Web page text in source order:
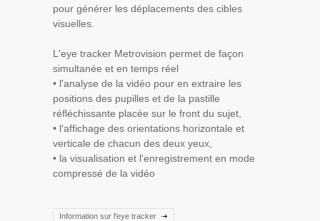
pour générer les déplacements des cibles
visuelles.
L'eye tracker Metrovision permet de façon
simultanée et en temps réel
• l'analyse de la vidéo pour en extraire les
positions des pupilles et de la pastille
réfléchissante placée sur le front du sujet,
• l'affichage des orientations horizontale et
verticale de chacun des deux yeux,
• la visualisation et l'enregistrement en mode
compressé de la vidéo
Information sur l'eye tracker